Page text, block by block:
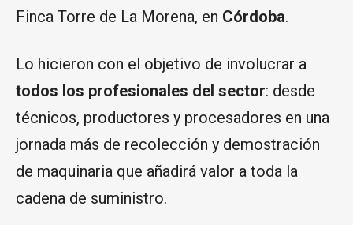
Finca Torre de La Morena, en Córdoba.
Lo hicieron con el objetivo de involucrar a
todos los profesionales del sector: desde
técnicos, productores y procesadores en una
jornada más de recolección y demostración
de maquinaria que añadirá valor a toda la
cadena de suministro.